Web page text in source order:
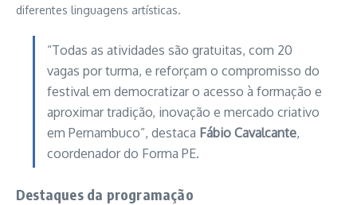
diferentes linguagens artísticas.
“Todas as atividades são gratuitas, com 20
vagas por turma, e reforçam o compromisso do
festival em democratizar o acesso à formação e
aproximar tradição, inovação e mercado criativo
em Pernambuco”, destaca Fábio Cavalcante,
coordenador do Forma PE.
Destaques da programação